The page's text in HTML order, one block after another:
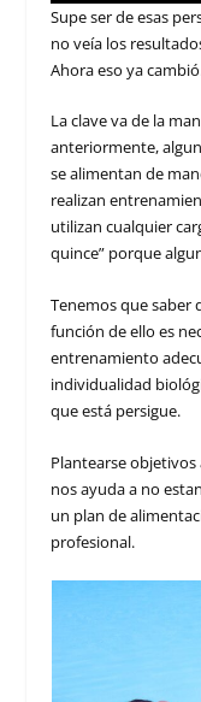
Supe ser de esas
no veía los
Ahora eso ya
La clave va de la
anteriormente,
se alimentan de
realizan
utilizan cualquier
quince” porque
Tenemos que saber
función de ello es
entrenamiento
individualidad
que está persigue.
Plantearse
nos ayuda a no
un plan de
profesional.